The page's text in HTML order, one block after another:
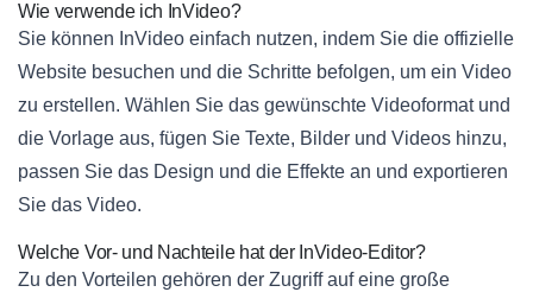
Wie verwende ich InVideo?
Sie können InVideo einfach nutzen, indem Sie die offizielle
Website besuchen und die Schritte befolgen, um ein Video
zu erstellen. Wählen Sie das gewünschte Videoformat und
die Vorlage aus, fügen Sie Texte, Bilder und Videos hinzu,
passen Sie das Design und die Effekte an und exportieren
Sie das Video.
Welche Vor- und Nachteile hat der InVideo-Editor?
Zu den Vorteilen gehören der Zugriff auf eine große